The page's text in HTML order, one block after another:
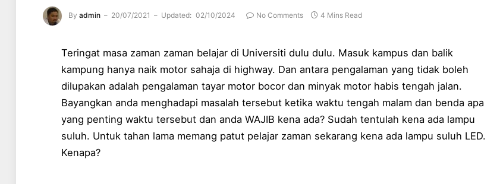
By admin 20/07/2021 Updated: 02/10/2024 No Comments 4 Mins Read
Teringat masa zaman zaman belajar di Universiti dulu dulu. Masuk kampus dan balik
kampung hanya naik motor sahaja di highway. Dan antara pengalaman yang tidak boleh
dilupakan adalah pengalaman tayar motor bocor dan minyak motor habis tengah jalan.
Bayangkan anda menghadapi masalah tersebut ketika waktu tengah malam dan benda apa
yang penting waktu tersebut dan anda WAJIB kena ada? Sudah tentulah kena ada lampu
suluh. Untuk tahan lama memang patut pelajar zaman sekarang kena ada lampu suluh LED.
Kenapa?